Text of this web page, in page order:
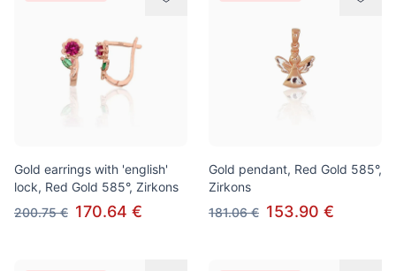
Gold earrings with 'english'
lock, Red Gold 585°, Zirkons
200.75 € 170.64 €
Gold pendant, Red Gold 585°,
Zirkons
181.06 € 153.90 €